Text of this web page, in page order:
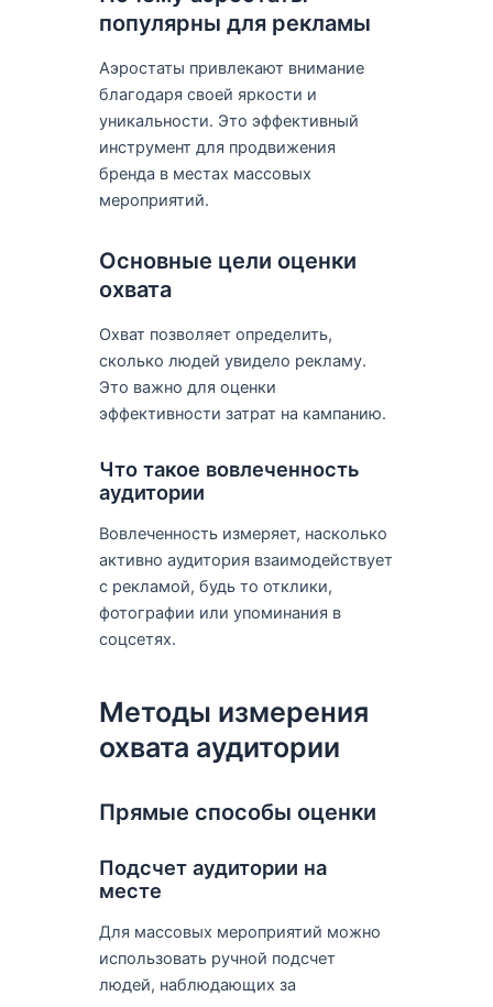
популярны для рекламы
Аэростаты привлекают внимание
благодаря своей яркости и
уникальности. Это эффективный
инструмент для продвижения
бренда в местах массовых
мероприятий.
Основные цели оценки
охвата
Охват позволяет определить,
сколько людей увидело рекламу.
Это важно для оценки
эффективности затрат на кампанию.
Что такое вовлеченность
аудитории
Вовлеченность измеряет, насколько
активно аудитория взаимодействует
с рекламой, будь то отклики,
фотографии или упоминания в
соцсетях.
Методы измерения
охвата аудитории
Прямые способы оценки
Подсчет аудитории на
месте
Для массовых мероприятий можно
использовать ручной подсчет
людей, наблюдающих за